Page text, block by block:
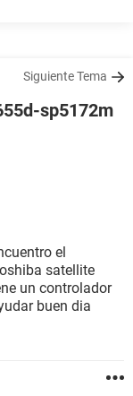
Siguiente Tema
sp5172m
el
satellite
un controlador
buen dia